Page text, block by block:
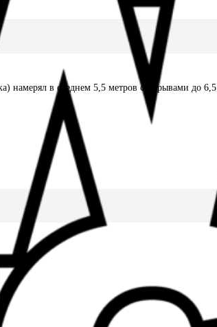
намерял в среднем 5,5 метров с порывами до